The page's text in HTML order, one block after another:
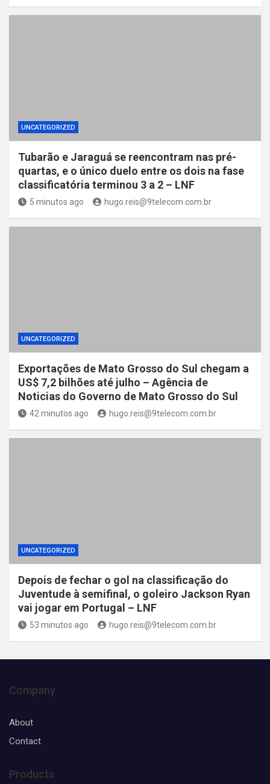
UNCATEGORIZED
Tubarão e Jaraguá se reencontram nas pré-
quartas, e o único duelo entre os dois na fase
classificatória terminou 3 a 2 – LNF
5 minutos ago hugo.reis@9telecom.com.br
UNCATEGORIZED
Exportações de Mato Grosso do Sul chegam a
US$ 7,2 bilhões até julho – Agência de
Noticias do Governo de Mato Grosso do Sul
42 minutos ago hugo.reis@9telecom.com.br
UNCATEGORIZED
Depois de fechar o gol na classificação do
Juventude à semifinal, o goleiro Jackson Ryan
vai jogar em Portugal – LNF
53 minutos ago hugo.reis@9telecom.com.br
Company
About
Contact
Products